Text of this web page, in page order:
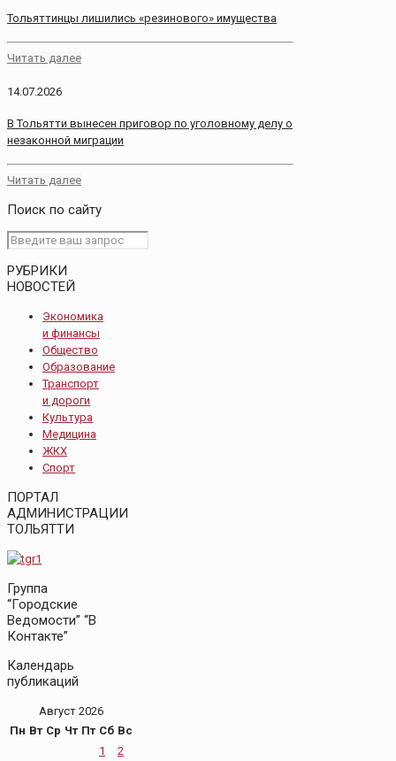
Тольяттинцы лишились «резинового» имущества
Читать далее
14.07.2026
В Тольятти вынесен приговор по уголовному делу о
незаконной миграции
Читать далее
Поиск по сайту
РУБРИКИ
НОВОСТЕЙ
Экономика
и финансы
Общество
Образование
Транспорт
и дороги
Культура
Медицина
ЖКХ
Спорт
ПОРТАЛ
АДМИНИСТРАЦИИ
ТОЛЬЯТТИ
Группа
“Городские
Ведомости” “В
Контакте”
Календарь
публикаций
Август 2026
Пн Вт Ср Чт Пт Сб Вс
1
2